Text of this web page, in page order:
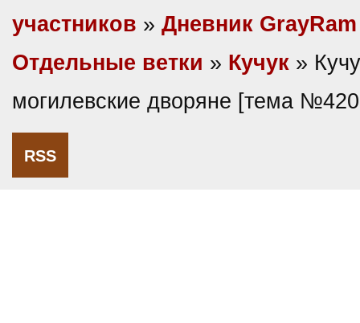
участников » Дневник GrayRam
Отдельные ветки » Кучук »
могилевские дворяне [тема
RSS